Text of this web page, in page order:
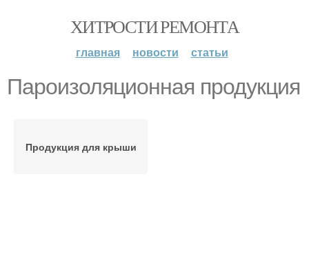
ХИТРОСТИ РЕМОНТА
главная новости статьи
Пароизоляционная продукция
Продукция для крыши